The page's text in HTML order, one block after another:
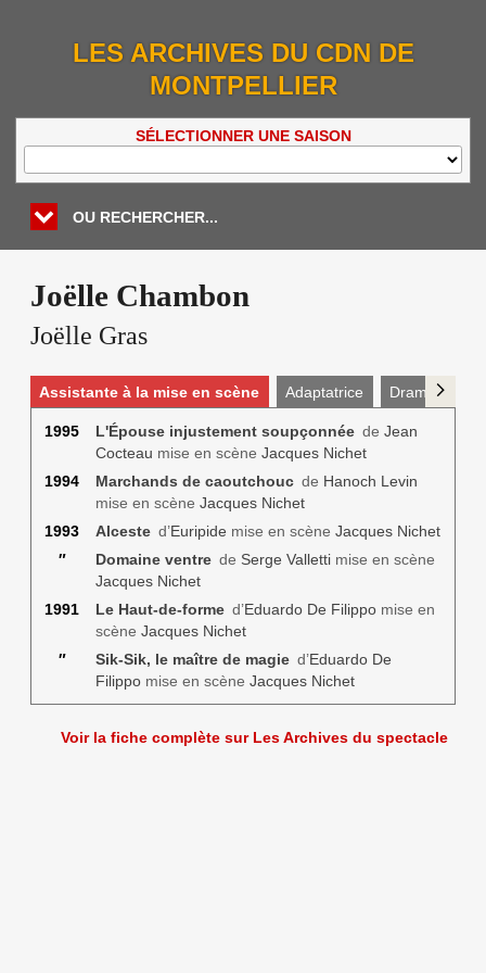
LES ARCHIVES DU CDN DE
MONTPELLIER
SÉLECTIONNER UNE SAISON
OU RECHERCHER...
Joëlle Chambon
Joëlle Gras
Assistante à la mise en scène Adaptatrice Dramaturge
1995 L'Épouse injustement soupçonnéede Jean
Cocteau mise en scène Jacques Nichet
1994
Marchands de caoutchoucde Hanoch Levin
mise en scène Jacques Nichet
1993
Alcested’Euripide mise en scène Jacques Nichet
″
Domaine ventrede Serge Vallettimise en scène
Jacques Nichet
1991
Le Haut-de-formed’Eduardo De Filippomise en
scène Jacques Nichet
″
Sik-Sik, le maître de magied’Eduardo De
Filippomise en scène Jacques Nichet
Voir la fiche complète sur Les Archives du spectacle